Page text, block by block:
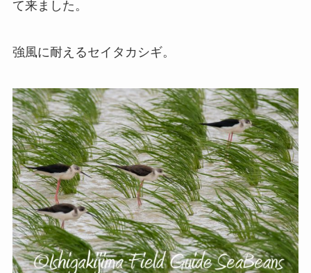
て来ました。
強風に耐えるセイタカシギ。